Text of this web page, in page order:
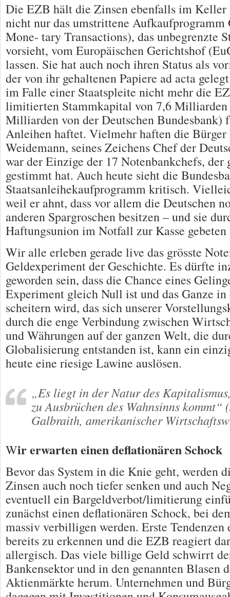
Die EZB hält die Zinsen ebenfalls im Keller
nicht nur das umstrittene
Mone- tary Transactions), das unbegrenzte
vorsieht, vom Europäischen Gerichtshof
lassen. Sie hat auch noch ihren Status als
der von ihr gehaltenen Papiere ad acta
im Falle einer Staatspleite nicht mehr die
limitierten Stammkapital von 7,6 Milliarden
Milliarden von der Deutschen Bundesbank)
Anleihen haftet. Vielmehr haften die Bürger
Weidemann, seines Zeichens Chef der
war der Einzige der 17 Notenbankchefs, der
gestimmt hat. Auch heute sieht die
Staatsanleihekaufprogramm kritisch.
weil er ahnt, dass vor allem die Deutschen
anderen Spargroschen besitzen – und sie
Haftungsunion im Notfall zur Kasse gebeten
Wir alle erleben gerade live das grösste
Geldexperiment der Geschichte. Es dürfte
geworden sein, dass die Chance eines
Experiment gleich Null ist und das Ganze in
scheitern wird, das sich unserer
durch die enge Verbindung zwischen
und Währungen auf der ganzen Welt, die
Globalisierung entstanden ist, kann ein
heute eine riesige Lawine auslösen.
„Es liegt in der Natur des
zu Ausbrüchen des Wahnsinns kommt“
Galbraith, amerikanischer
Wir erwarten einen deflationären Schock
Bevor das System in die Knie geht, werden
Zinsen auch noch tiefer senken und auch
eventuell ein Bargeldverbot/limitierung
zunächst einen deflationären Schock, bei
massiv verbilligen werden. Erste
bereits zu erkennen und die EZB reagiert
allergisch. Das viele billige Geld schwirrt
Bankensektor und in den genannten Blasen
Aktienmärkte herum. Unternehmen und